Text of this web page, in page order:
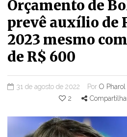
Orçamento de
prevê auxílio de
2023 mesmo
de R$ 600
31 de agosto de 2022 Por O Pharol
2